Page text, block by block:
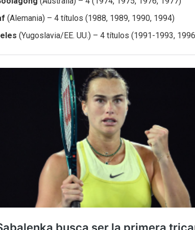
(Alemania) – 4 títulos (1988, 1989, 1990, 1994)
(Yugoslavia/EE. UU.) – 4 títulos (1991-1993,